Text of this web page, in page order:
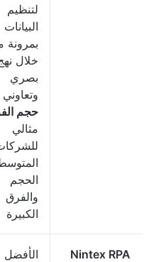
لتنظيم
البيانات
بمرونة
خلال
بصري
وتعاوني
حجم
مثالي
الحجم
والفرق
الكبيرة
Nintex RPA
الأفضل